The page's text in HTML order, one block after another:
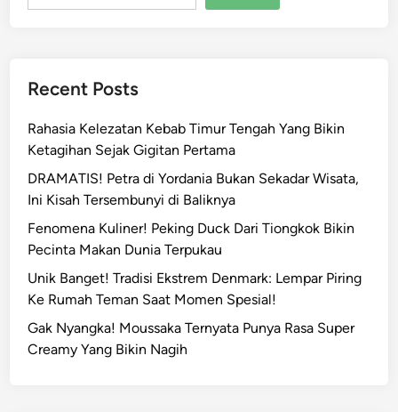
Recent Posts
Rahasia Kelezatan Kebab Timur Tengah Yang Bikin
Ketagihan Sejak Gigitan Pertama
DRAMATIS! Petra di Yordania Bukan Sekadar Wisata,
Ini Kisah Tersembunyi di Baliknya
Fenomena Kuliner! Peking Duck Dari Tiongkok Bikin
Pecinta Makan Dunia Terpukau
Unik Banget! Tradisi Ekstrem Denmark: Lempar Piring
Ke Rumah Teman Saat Momen Spesial!
Gak Nyangka! Moussaka Ternyata Punya Rasa Super
Creamy Yang Bikin Nagih